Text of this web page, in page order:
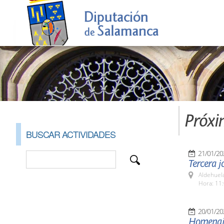
BUSCAR ACTIVIDADES
21/01/
Tercera
Hora:
20/01/